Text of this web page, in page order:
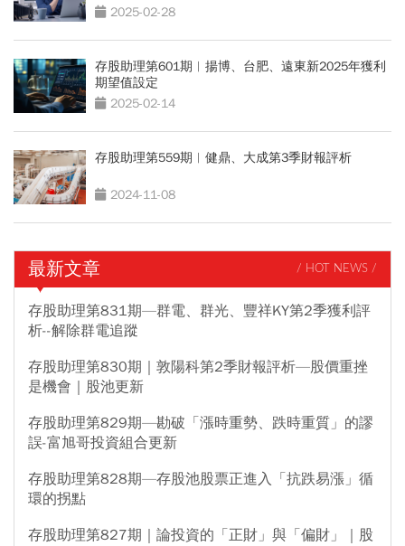
2025-02-28
存股助理第601期︱揚博、台肥、遠東新2025年獲利
期望值設定
2025-02-14
存股助理第559期︱健鼎、大成第3季財報評析
2024-11-08
最新文章 / HOT NEWS /
存股助理第831期—群電、群光、豐祥KY第2季獲利評
析--解除群電追蹤
存股助理第830期｜敦陽科第2季財報評析—股價重挫
是機會｜股池更新
存股助理第829期—勘破「漲時重勢、跌時重質」的謬
誤-富旭哥投資組合更新
存股助理第828期—存股池股票正進入「抗跌易漲」循
環的拐點
存股助理第827期｜論投資的「正財」與「偏財」｜股